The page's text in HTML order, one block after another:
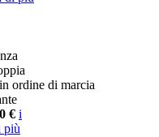
ordine di marcia
€ i
più